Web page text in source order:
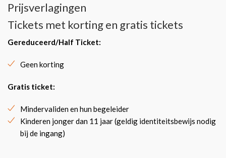
Prijsverlagingen
Tickets met korting en gratis tickets
Gereduceerd/Half Ticket:
Geen korting
Gratis ticket:
Mindervaliden en hun begeleider
Kinderen jonger dan 11 jaar (geldig identiteitsbewijs nodig
bij de ingang)